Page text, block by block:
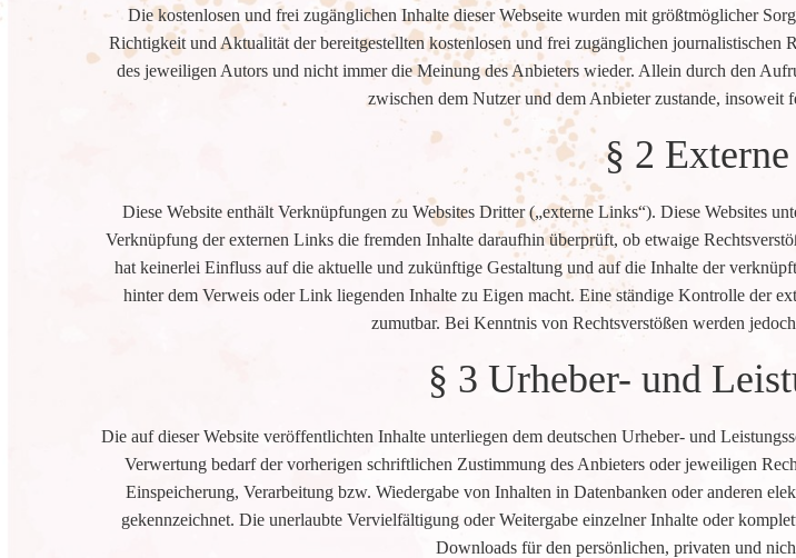
Die kostenlosen und frei zugänglichen Inhalte dieser Webseite wurden mit größtmöglicher
Richtigkeit und Aktualität der bereitgestellten kostenlosen und frei zugänglichen
des jeweiligen Autors und nicht immer die Meinung des Anbieters wieder. Allein durch den
zwischen dem Nutzer und dem Anbieter zustande, insoweit
§ 2
Diese Website enthält Verknüpfungen zu Websites Dritter („externe Links“). Diese Websites
Verknüpfung der externen Links die fremden Inhalte daraufhin überprüft, ob etwaige
hat keinerlei Einfluss auf die aktuelle und zukünftige Gestaltung und auf die Inhalte der
hinter dem Verweis oder Link liegenden Inhalte zu Eigen macht. Eine ständige Kontrolle der
zumutbar. Bei Kenntnis von Rechtsverstößen werden
§ 3 Urheber- und
Die auf dieser Website veröffentlichten Inhalte unterliegen dem deutschen Urheber- und
Verwertung bedarf der vorherigen schriftlichen Zustimmung des Anbieters oder jeweiligen
Einspeicherung, Verarbeitung bzw. Wiedergabe von Inhalten in Datenbanken oder anderen
gekennzeichnet. Die unerlaubte Vervielfältigung oder Weitergabe einzelner Inhalte oder
Downloads für den persönlichen, privaten und